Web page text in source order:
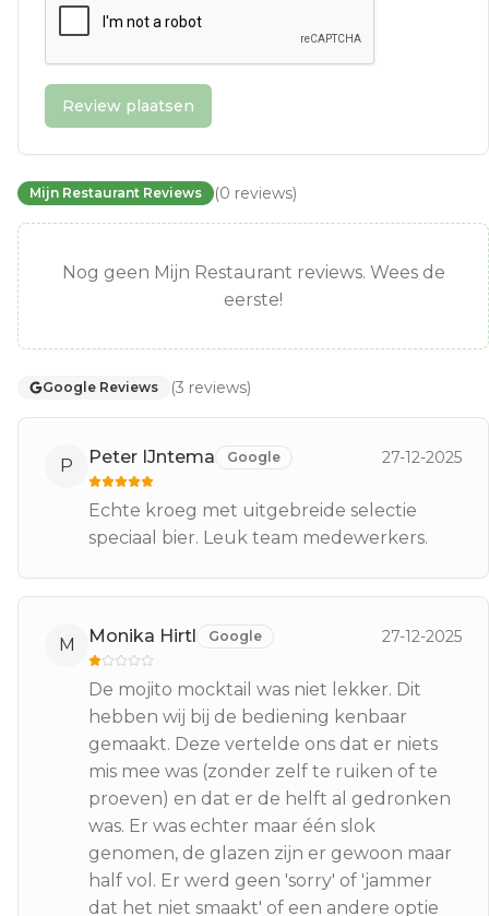
Review plaatsen
Mijn Restaurant Reviews (0 reviews)
Nog geen Mijn Restaurant reviews. Wees de
eerste!
Google Reviews (3 reviews)
P Peter IJntema Google 27-12-2025
Echte kroeg met uitgebreide selectie
speciaal bier. Leuk team medewerkers.
M Monika Hirtl Google 27-12-2025
De mojito mocktail was niet lekker. Dit
hebben wij bij de bediening kenbaar
gemaakt. Deze vertelde ons dat er niets
mis mee was (zonder zelf te ruiken of te
proeven) en dat er de helft al gedronken
was. Er was echter maar één slok
genomen, de glazen zijn er gewoon maar
half vol. Er werd geen 'sorry' of 'jammer
dat het niet smaakt' of een andere optie